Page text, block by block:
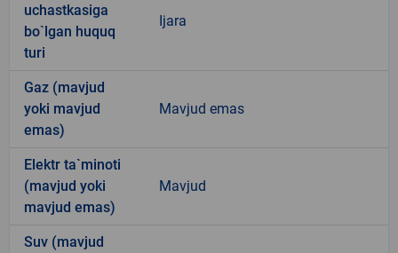
uchastkasiga
bo`lgan huquq
turi
Ijara
Gaz (mavjud
yoki mavjud
emas)
Mavjud emas
Elektr ta`minoti
(mavjud yoki
mavjud emas)
Mavjud
Suv (mavjud